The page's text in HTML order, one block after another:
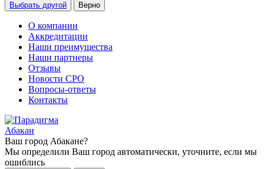
Выбрать другой Верно
О компании
Аккредитации
Наши преимущества
Наши партнеры
Отзывы
Новости СРО
Вопросы-ответы
Контакты
Абакан
Ваш город Абакане?
Мы определили Ваш город автоматически, уточните, если мы
ошиблись